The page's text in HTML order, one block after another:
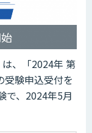
、「2024年 第
受験申込受付を
で、2024年5月